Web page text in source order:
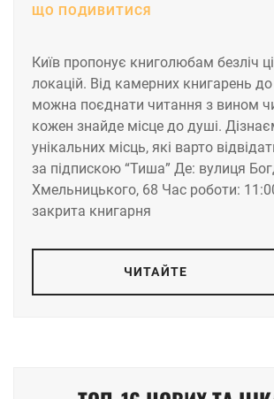
ЩО ПОДИВИТИСЯ
Київ пропонує книголюбам безліч
локацій. Від камерних книгарень
можна поєднати читання з вином
кожен знайде місце до душі.
унікальних місць, які варто
за підпискою “Тиша” Де: вулиця
Хмельницького, 68 Час роботи:
закрита книгарня
ЧИТАЙТЕ